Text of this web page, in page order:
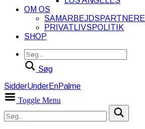
OM OS
SAMARBEJDSPARTNERE
PRIVATLIVSPOLITIK
SHOP
Søg
SidderUnderEnPalme
Toggle Menu